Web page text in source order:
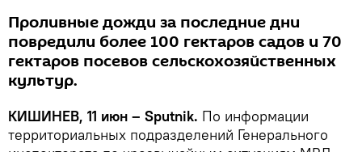
Проливные дожди за последние дни
повредили более 100 гектаров садов и 70
гектаров посевов сельскохозяйственных
культур.
КИШИНЕВ, 11 июн – Sputnik. По информации
территориальных подразделений Генерального